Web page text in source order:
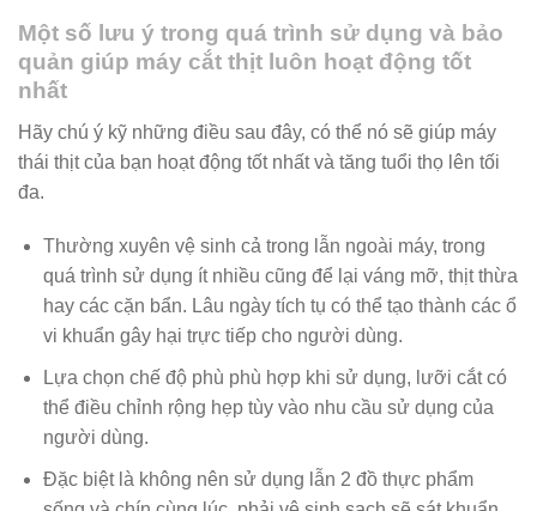
Một số lưu ý trong quá trình sử dụng và bảo
quản giúp máy cắt thịt luôn hoạt động tốt
nhất
Hãy chú ý kỹ những điều sau đây, có thể nó sẽ giúp máy
thái thịt của bạn hoạt động tốt nhất và tăng tuổi thọ lên tối
đa.
Thường xuyên vệ sinh cả trong lẫn ngoài máy, trong
quá trình sử dụng ít nhiều cũng để lại váng mỡ, thịt thừa
hay các cặn bẩn. Lâu ngày tích tụ có thể tạo thành các ổ
vi khuẩn gây hại trực tiếp cho người dùng.
Lựa chọn chế độ phù phù hợp khi sử dụng, lưỡi cắt có
thể điều chỉnh rộng hẹp tùy vào nhu cầu sử dụng của
người dùng.
Đặc biệt là không nên sử dụng lẫn 2 đồ thực phẩm